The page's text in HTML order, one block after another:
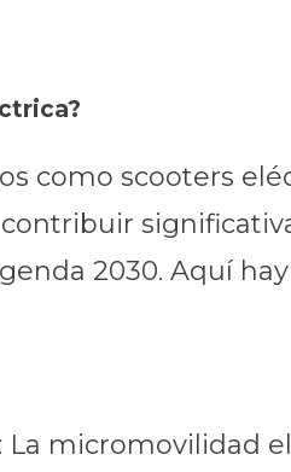
como scooters
2030. Aquí
: La micromovilidad